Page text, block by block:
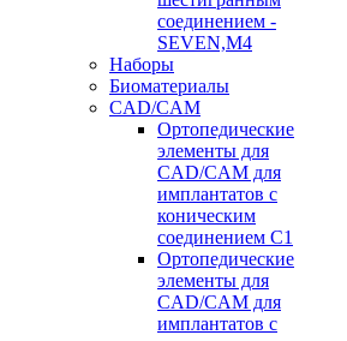
соединением -
SEVEN,M4
Наборы
Биоматериалы
CAD/CAM
Ортопедические
элементы для
CAD/CAM для
имплантатов с
коническим
соединением С1
Ортопедические
элементы для
CAD/CAM для
имплантатов с